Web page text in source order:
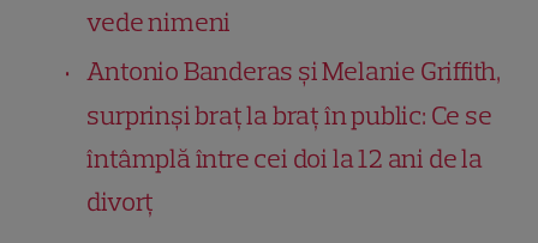
vede nimeni
Antonio Banderas și Melanie Griffith,
surprinși braț la braț în public: Ce se
întâmplă între cei doi la 12 ani de la
divorț